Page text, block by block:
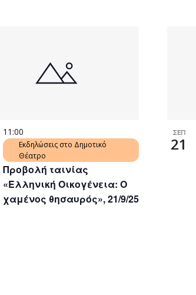
Προβολή ταινίας
«Ελληνική Οικογένεια: Ο
χαμένος θησαυρός», 21/9/25
11:00
Εκδηλώσεις στο Δημοτικό
Θέατρο
ΣΕΠ
21